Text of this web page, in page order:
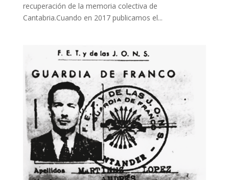
recuperación de la memoria colectiva de
Cantabria.Cuando en 2017 publicamos el...